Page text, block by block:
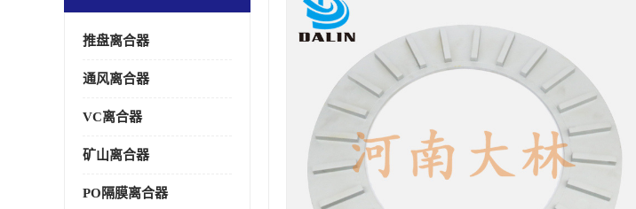
推盘离合器
通风离合器
VC离合器
矿山离合器
PO隔膜离合器